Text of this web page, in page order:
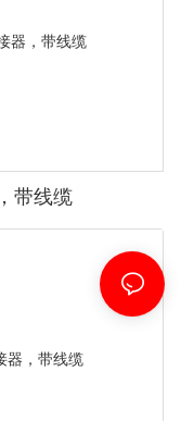
带线缆